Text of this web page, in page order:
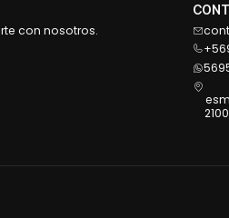
con nosotros.